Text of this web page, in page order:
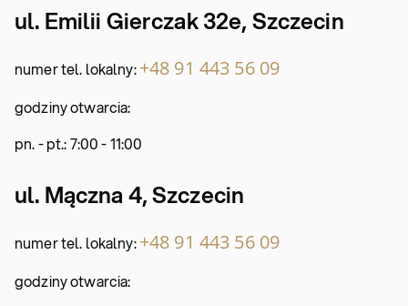
ul. Emilii Gierczak 32e, Szczecin
numer tel. lokalny:+48 91 443 56 09
godziny otwarcia:
pn. - pt.: 7:00 - 11:00
ul. Mączna 4, Szczecin
numer tel. lokalny:+48 91 443 56 09
godziny otwarcia: